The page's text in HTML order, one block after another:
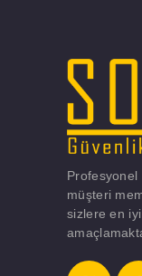
müşteri
sizlere en